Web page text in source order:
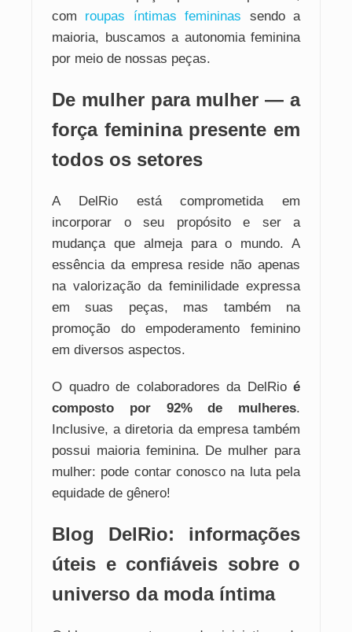
com roupas íntimas femininas sendo a
maioria, buscamos a autonomia feminina
por meio de nossas peças.
De mulher para mulher — a
força feminina presente em
todos os setores
A DelRio está comprometida em
incorporar o seu propósito e ser a
mudança que almeja para o mundo. A
essência da empresa reside não apenas
na valorização da feminilidade expressa
em suas peças, mas também na
promoção do empoderamento feminino
em diversos aspectos.
O quadro de colaboradores da DelRioé
composto por 92% de mulheres.
Inclusive, a diretoria da empresa também
possui maioria feminina. De mulher para
mulher: pode contar conosco na luta pela
equidade de gênero!
Blog DelRio: informações
úteis e confiáveis sobre o
universo da moda íntima